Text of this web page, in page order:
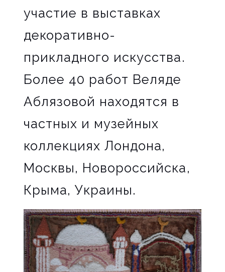
участие в выставках
декоративно-
прикладного искусства.
Более 40 работ Веляде
Аблязовой находятся в
частных и музейных
коллекциях Лондона,
Москвы, Новороссийска,
Крыма, Украины.